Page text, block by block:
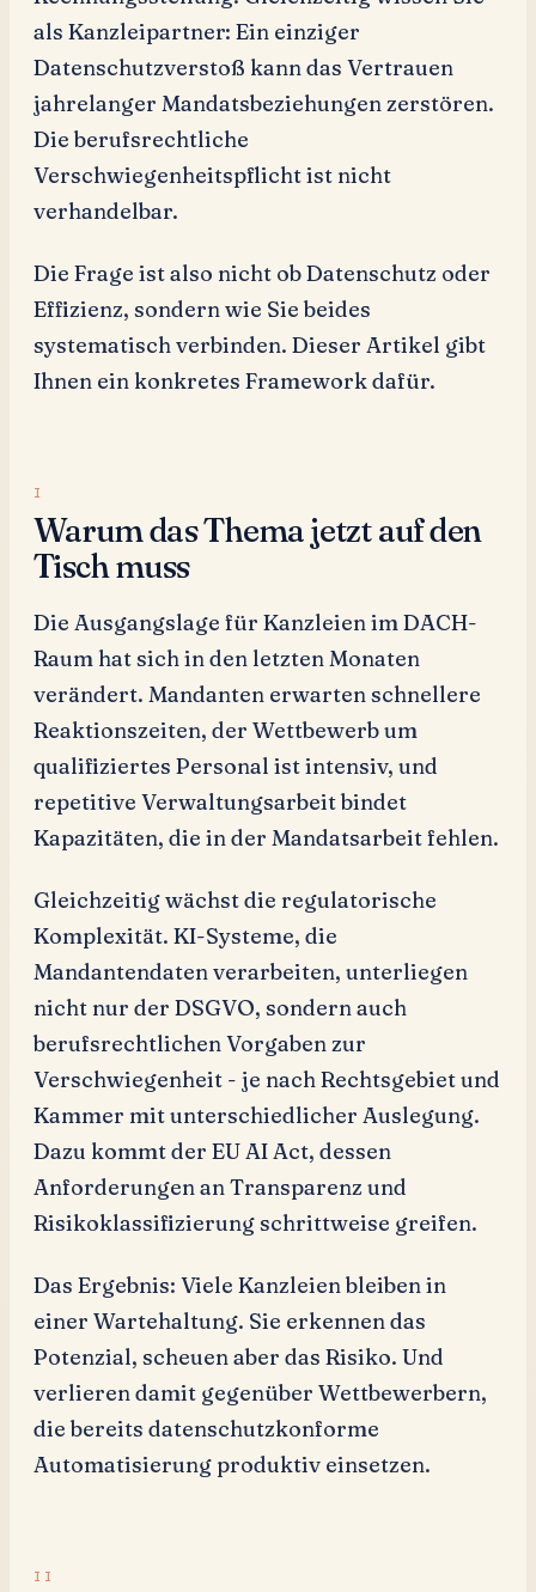
als Kanzleipartner: Ein einziger
Datenschutzverstoß kann das Vertrauen
jahrelanger Mandatsbeziehungen zerstören.
Die berufsrechtliche
Verschwiegenheitspflicht ist nicht
verhandelbar.
Die Frage ist also nicht obDatenschutz oder
Effizienz, sondern wie Sie beides
systematisch verbinden. Dieser Artikel gibt
Ihnen ein konkretes Framework dafür.
Warum das Thema jetzt auf den
Tisch muss
Die Ausgangslage für Kanzleien im DACH-
Raum hat sich in den letzten Monaten
verändert. Mandanten erwarten schnellere
Reaktionszeiten, der Wettbewerb um
qualifiziertes Personal ist intensiv, und
repetitive Verwaltungsarbeit bindet
Kapazitäten, die in der Mandatsarbeit fehlen.
Gleichzeitig wächst die regulatorische
Komplexität. KI-Systeme, die
Mandantendaten verarbeiten, unterliegen
nicht nur der DSGVO, sondern auch
berufsrechtlichen Vorgaben zur
Verschwiegenheit - je nach Rechtsgebiet und
Kammer mit unterschiedlicher Auslegung.
Dazu kommt der EU AI Act, dessen
Anforderungen an Transparenz und
Risikoklassifizierung schrittweise greifen.
Das Ergebnis: Viele Kanzleien bleiben in
einer Wartehaltung. Sie erkennen das
Potenzial, scheuen aber das Risiko. Und
verlieren damit gegenüber Wettbewerbern,
die bereits datenschutzkonforme
Automatisierung produktiv einsetzen.